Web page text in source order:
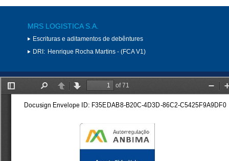
MRS LOGISTICA S.A.
Escrituras e aditamentos de debêntures
DRI: Henrique Rocha Martins - (FCA V1)